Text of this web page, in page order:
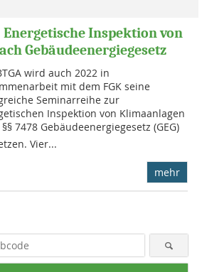
Energetische Inspektion von
Gebäudeenergiegesetz
wird auch 2022 in
mit dem FGK seine
Seminarreihe zur
Inspektion von Klimaanlagen
7478 Gebäudeenergiegesetz (GEG)
Vier...
mehr